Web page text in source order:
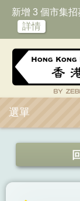
新增 3 個市集
詳情
選單